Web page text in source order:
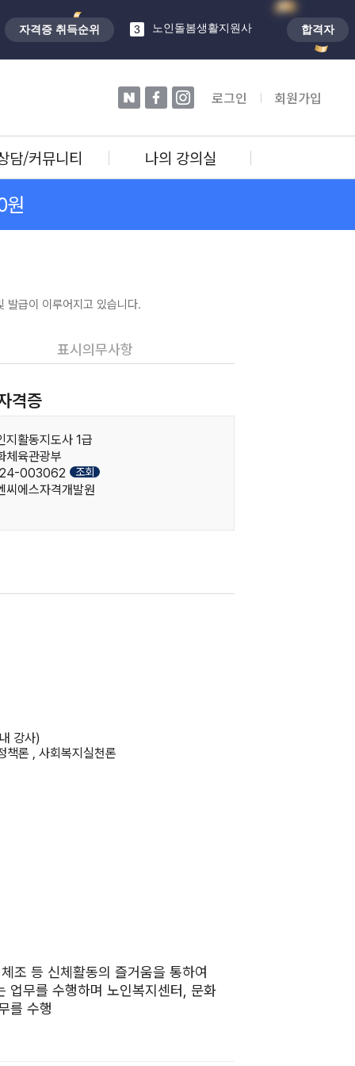
자격증 취득순위 3 노인돌봄생활지원사
1 타로상담전문가
합격자
네이버페이스북
인스타 로그인 회원가입
담/커뮤니티 나의 강의실
원
발급이 이루어지고 있습니다.
표시의무사항
격증
지활동지도사 1급
체육관광부
003062
조회
씨에스자격개발원
강사)
책론 , 사회복지실천론
조 등 신체활동의 즐거움을 통하여
업무를 수행하며 노인복지센터, 문화
를 수행